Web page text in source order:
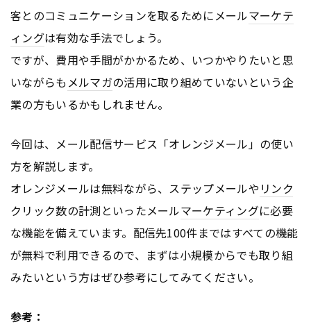
客とのコミュニケーションを取るためにメールマーケテ
ィングは有効な手法でしょう。
ですが、費用や手間がかかるため、いつかやりたいと思
いながらも メルマガの活用に取り組めていないという企
業の方もいるかもしれません。
今回は、メール配信サービス「オレンジメール」の使い
方を解説します。
オレンジメールは無料ながら、ステップメールやリンク
クリック数の計測といったメールマーケティングに必要
な機能を備えています。配信先100件まではすべての機能
が無料で利用できるので、まずは小規模からでも取り組
みたいという方はぜひ参考にしてみてください。
参考：